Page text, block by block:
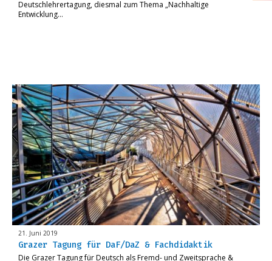
Deutschlehrertagung, diesmal zum Thema „Nachhaltige
Entwicklung…
21. Juni 2019
Grazer Tagung für DaF/DaZ & Fachdidaktik
Die Grazer Tagung für Deutsch als Fremd- und Zweitsprache &